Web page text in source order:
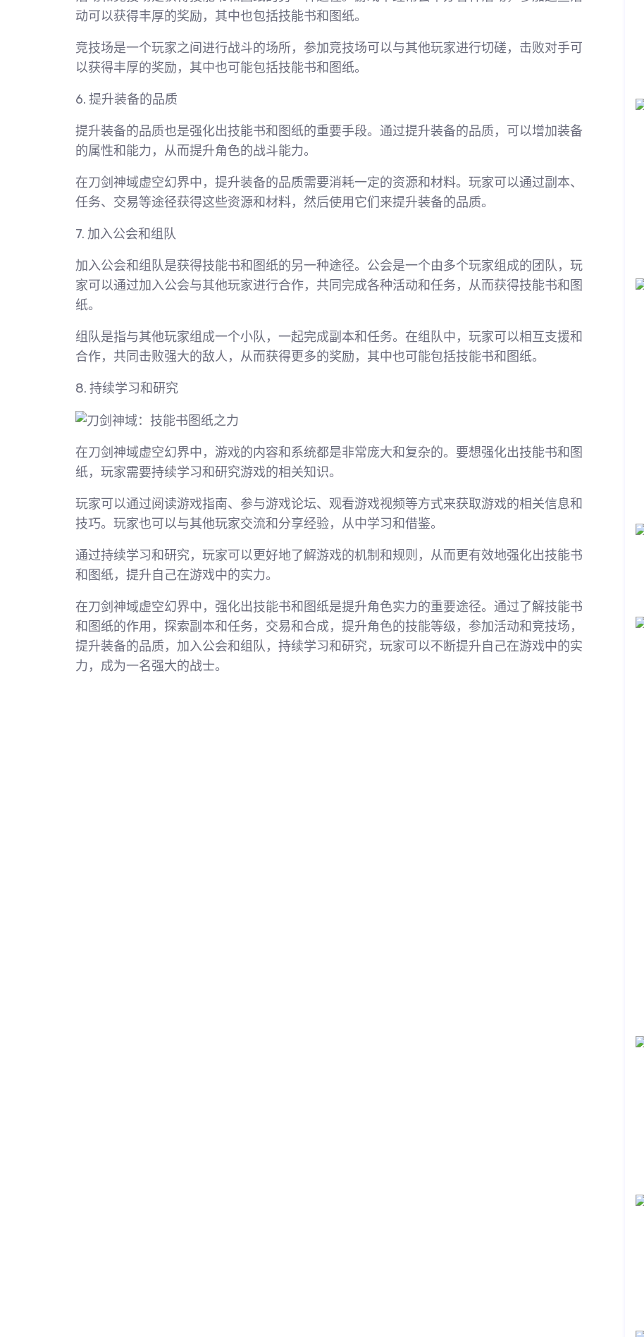
动可以获得丰厚的奖励，其中也包括技能书和图纸。
竞技场是一个玩家之间进行战斗的场所，参加竞技场可以与其他玩家进行切磋，击败对手可
以获得丰厚的奖励，其中也可能包括技能书和图纸。
6. 提升装备的品质
提升装备的品质也是强化出技能书和图纸的重要手段。通过提升装备的品质，可以增加装备
的属性和能力，从而提升角色的战斗能力。
在刀剑神域虚空幻界中，提升装备的品质需要消耗一定的资源和材料。玩家可以通过副本、
任务、交易等途径获得这些资源和材料，然后使用它们来提升装备的品质。
7. 加入公会和组队
加入公会和组队是获得技能书和图纸的另一种途径。公会是一个由多个玩家组成的团队，玩
家可以通过加入公会与其他玩家进行合作，共同完成各种活动和任务，从而获得技能书和图
纸。
组队是指与其他玩家组成一个小队，一起完成副本和任务。在组队中，玩家可以相互支援和
合作，共同击败强大的敌人，从而获得更多的奖励，其中也可能包括技能书和图纸。
8. 持续学习和研究
在刀剑神域虚空幻界中，游戏的内容和系统都是非常庞大和复杂的。要想强化出技能书和图
纸，玩家需要持续学习和研究游戏的相关知识。
玩家可以通过阅读游戏指南、参与游戏论坛、观看游戏视频等方式来获取游戏的相关信息和
技巧。玩家也可以与其他玩家交流和分享经验，从中学习和借鉴。
通过持续学习和研究，玩家可以更好地了解游戏的机制和规则，从而更有效地强化出技能书
和图纸，提升自己在游戏中的实力。
在刀剑神域虚空幻界中，强化出技能书和图纸是提升角色实力的重要途径。通过了解技能书
和图纸的作用，探索副本和任务，交易和合成，提升角色的技能等级，参加活动和竞技场，
提升装备的品质，加入公会和组队，持续学习和研究，玩家可以不断提升自己在游戏中的实
力，成为一名强大的战士。